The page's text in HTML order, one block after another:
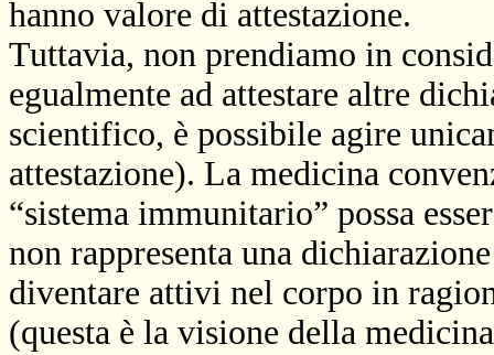
hanno valore di attestazione.
Tuttavia, non prendiamo in
egualmente ad attestare altre
scientifico, è possibile agire
attestazione). La medicina
“sistema immunitario” possa
non rappresenta una
diventare attivi nel corpo in
(questa è la visione della